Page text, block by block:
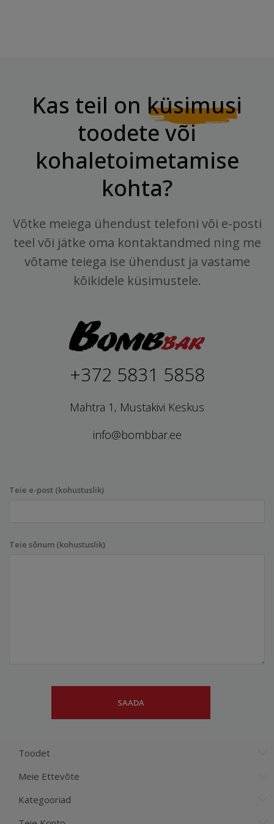
Kas teil on küsimusi
toodete või
kohaletoimetamise
kohta?
Võtke meiega ühendust telefoni või e-posti
teel või jätke oma kontaktandmed ning me
võtame teiega ise ühendust ja vastame
kõikidele küsimustele.
+372 5831 5858
Mahtra 1, Mustakivi Keskus
info@bombbar.ee
Teie e-post (kohustuslik)
Teie sõnum (kohustuslik)
Toodet
Meie Ettevõte
Kategooriad